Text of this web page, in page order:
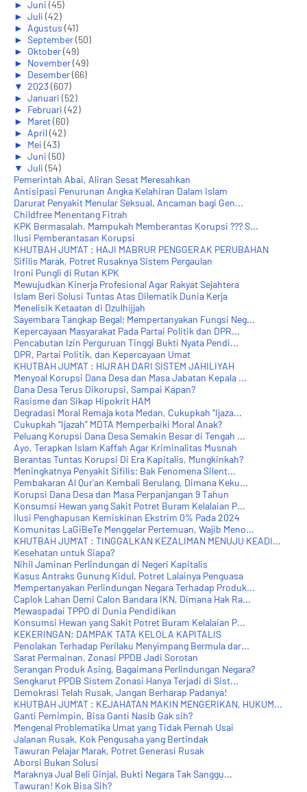
► Juni (45)
► Juli (42)
► Agustus (41)
► September(50)
► Oktober(49)
► November(49)
► Desember(66)
▼ 2023(607)
► Januari (52)
► Februari (42)
► Maret(60)
► April(42)
► Mei (43)
► Juni (50)
▼ Juli (54)
Pemerintah Abai, Aliran Sesat Meresahkan
Antisipasi Penurunan Angka Kelahiran Dalam Islam
Darurat Penyakit Menular Seksual, Ancaman bagi Gen...
Childfree Menentang Fitrah
KPK Bermasalah, Mampukah Memberantas Korupsi ??? S...
Ilusi Pemberantasan Korupsi
KHUTBAH JUM'AT : HAJI MABRUR PENGGERAK PERUBAHAN
Sifilis Marak, Potret Rusaknya Sistem Pergaulan
Ironi Pungli di Rutan KPK
Mewujudkan Kinerja Profesional Agar Rakyat Sejahtera
Islam Beri Solusi Tuntas Atas Dilematik Dunia Kerja
Menelisik Ketaatan di Dzulhijjah
Sayembara Tangkap Begal; Mempertanyakan Fungsi Neg...
Kepercayaan Masyarakat Pada Partai Politik dan DPR...
Pencabutan Izin Perguruan Tinggi Bukti Nyata Pendi...
DPR, Partai Politik, dan Kepercayaan Umat
KHUTBAH JUM'AT : HIJRAH DARI SISTEM JAHILIYAH
Menyoal Korupsi Dana Desa dan Masa Jabatan Kepala ...
Dana Desa Terus Dikorupsi, Sampai Kapan?
Rasisme dan Sikap Hipokrit HAM
Degradasi Moral Remaja kota Medan, Cukupkah “Ijaza...
Cukupkah “Ijazah” MDTA Memperbaiki Moral Anak?
Peluang Korupsi Dana Desa Semakin Besar di Tengah ...
Ayo, Terapkan Islam Kaffah Agar Kriminalitas Musnah
Berantas Tuntas Korupsi Di Era Kapitalis, Mungkinkah?
Meningkatnya Penyakit Sifilis; Bak Fenomena Silent...
Pembakaran Al Qur'an Kembali Berulang, Dimana Keku...
Korupsi Dana Desa dan Masa Perpanjangan 9 Tahun
Konsumsi Hewan yang Sakit Potret Buram Kelalaian P...
Ilusi Penghapusan Kemiskinan Ekstrim 0% Pada 2024
Komunitas LaGiBeTe Menggelar Pertemuan, Wajib Meno...
KHUTBAH JUM'AT : TINGGALKAN KEZALIMAN MENUJU KEADI...
Kesehatan untuk Siapa?
Nihil Jaminan Perlindungan di Negeri Kapitalis
Kasus Antraks Gunung Kidul, Potret Lalainya Penguasa
Mempertanyakan Perlindungan Negara Terhadap Produk...
Caplok Lahan Demi Calon Bandara IKN, Dimana Hak Ra...
Mewaspadai TPPO di Dunia Pendidikan
Konsumsi Hewan yang Sakit Potret Buram Kelalaian P...
KEKERINGAN: DAMPAK TATA KELOLA KAPITALIS
Penolakan Terhadap Perilaku Menyimpang Bermula dar...
Sarat Permainan, Zonasi PPDB Jadi Sorotan
Serangan Produk Asing, Bagaimana Perlindungan Negara?
Sengkarut PPDB Sistem Zonasi Hanya Terjadi di Sist...
Demokrasi Telah Rusak, Jangan Berharap Padanya!
KHUTBAH JUM'AT : KEJAHATAN MAKIN MENGERIKAN, HUKUM...
Ganti Pemimpin, Bisa Ganti Nasib Gak sih?
Mengenal Problematika Umat yang Tidak Pernah Usai
Jalanan Rusak, Kok Pengusaha yang Bertindak
Tawuran Pelajar Marak, Potret Generasi Rusak
Aborsi Bukan Solusi
Maraknya Jual Beli Ginjal, Bukti Negara Tak Sanggu...
Tawuran! Kok Bisa Sih?